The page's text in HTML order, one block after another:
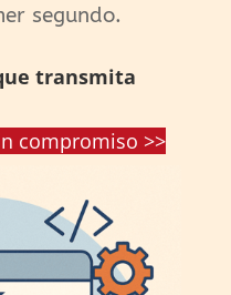
segundo.
transmita
compromiso >>